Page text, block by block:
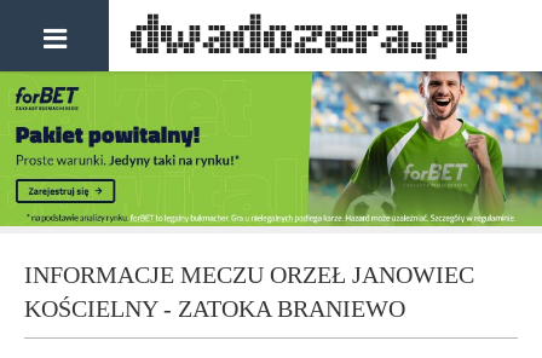
INFORMACJE MECZU ORZEŁ JANOWIEC
KOŚCIELNY - ZATOKA BRANIEWO